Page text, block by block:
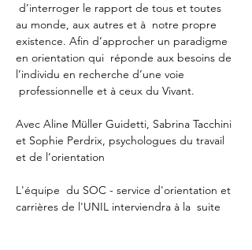
d’interroger le rapport de tous et toutes
au monde, aux autres et à  notre propre
existence. Afin d’approcher un paradigme
en orientation qui  réponde aux besoins de
l’individu en recherche d’une voie
professionnelle et à ceux du Vivant.
Avec Aline Müller Guidetti, Sabrina Tacchini
et Sophie Perdrix, psychologues du travail
et de l’orientation
L'équipe  du SOC - service d'orientation et
carrières de l'UNIL interviendra à la  suite